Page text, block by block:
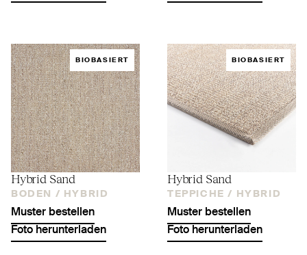
BIOBASIERT
Hybrid Sand
BODEN / HYBRID
Muster bestellen
Foto herunterladen
BIOBASIERT
Hybrid Sand
TEPPICHE / HYBRID
Muster bestellen
Foto herunterladen